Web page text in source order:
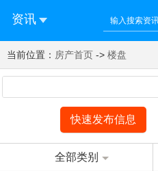
资讯
您好！欢迎来到济南西站棒极
合资讯
登录 注册
当前位置： 房产首页 -> 楼盘
快速发布信息
全部类别